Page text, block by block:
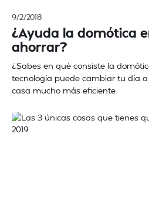
9/2/2018
¿Ayuda la domótica
ahorrar?
¿Sabes en qué consiste la
tecnología puede cambiar tu día
casa mucho más eficiente.